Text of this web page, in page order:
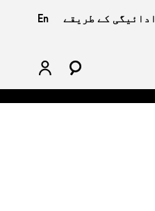
ادائیگی کے طریقے En